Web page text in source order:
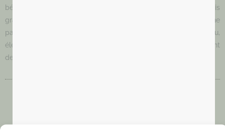
bénévoles et n’ont aucun but commercial. Les espaces sont mis
gracieusement à disposition (pas de location de salle). Seule une
participation aux frais inhérents aux locaux (chauffage, eau,
électricité) et à l’animation (matériel, frais de déplacement) sont
demandés.